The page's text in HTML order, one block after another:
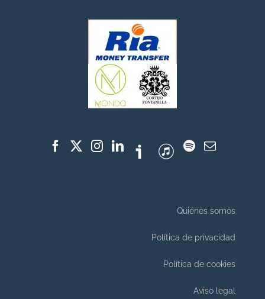
Quiénes somos
Política de privacidad
Política de cookies
Aviso legal